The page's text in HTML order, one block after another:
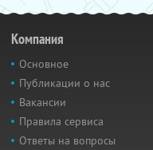
Компания
Основное
Публикации о нас
Вакансии
Правила сервиса
Ответы на вопросы